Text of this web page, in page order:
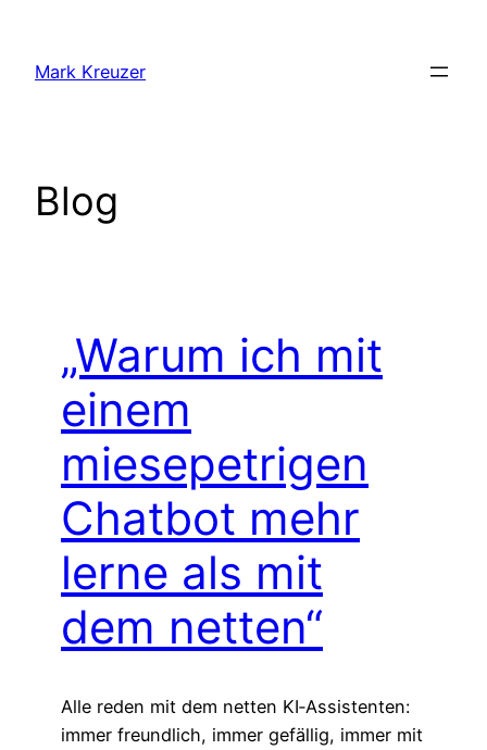
springen
Mark Kreuzer
Blog
„Warum ich mit
einem
miesepetrigen
Chatbot mehr
lerne als mit
dem netten“
Alle reden mit dem netten KI‑Assistenten:
immer freundlich, immer gefällig, immer mit